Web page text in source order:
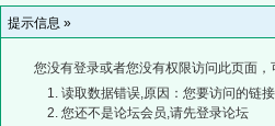
提示信息 »
您没有登录或者您没有权限访问此页面
读取数据错误,原因：您要访问的链
您还不是论坛会员,请先登录论坛